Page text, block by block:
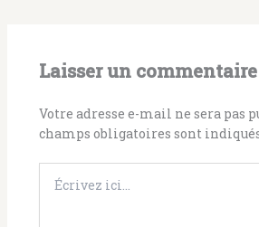
Laisser un commentaire
Votre adresse e-mail ne sera pas
champs obligatoires sont
ici…